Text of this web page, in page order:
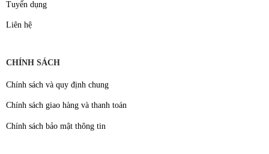
Tuyển dụng
Liên hệ
CHÍNH SÁCH
Chính sách và quy định chung
Chính sách giao hàng và thanh toán
Chính sách bảo mật thông tin